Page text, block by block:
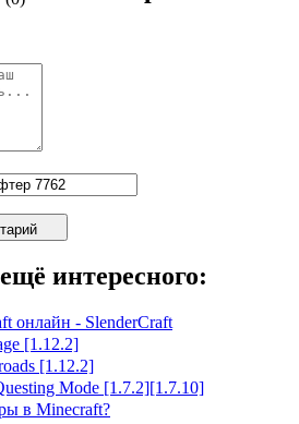
интересного:
онлайн - SlenderCraft
[1.12.2]
[1.12.2]
Mode [1.7.2][1.7.10]
в Minecraft?